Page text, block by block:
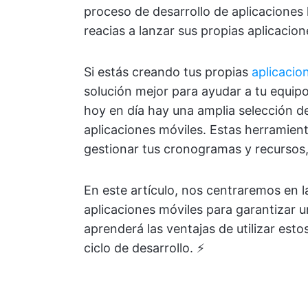
proceso de desarrollo de
reacias a lanzar sus propias
Si estás creando tus propias
solución mejor para ayudar a tu
hoy en día hay una amplia selección
aplicaciones móviles. Estas
gestionar tus cronogramas y
En este artículo, nos centraremos en
aplicaciones móviles para garantizar
aprenderá las ventajas de utilizar
ciclo de desarrollo. ⚡️